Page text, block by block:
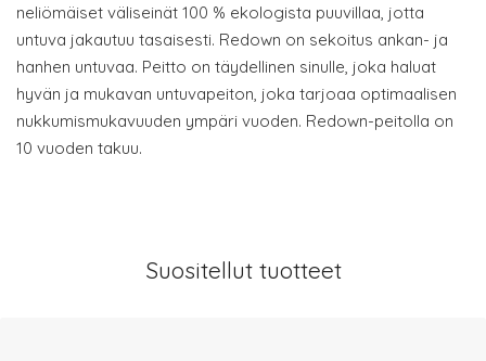
neliömäiset väliseinät 100 % ekologista puuvillaa, jotta
untuva jakautuu tasaisesti. Redown on sekoitus ankan- ja
hanhen untuvaa. Peitto on täydellinen sinulle, joka haluat
hyvän ja mukavan untuvapeiton, joka tarjoaa optimaalisen
nukkumismukavuuden ympäri vuoden. Redown-peitolla on
10 vuoden takuu.
Suositellut tuotteet